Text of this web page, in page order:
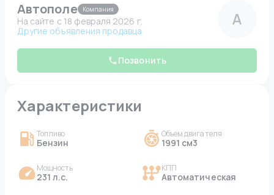
Автополе Компания
На сайте c 18 февраля 2026 г.
Другие объявления продавца
А
Позвонить
Характеристики
Топливо
Бензин
Объем двигателя
1991 см3
Мощность
231 л.с.
КПП
Автоматическая